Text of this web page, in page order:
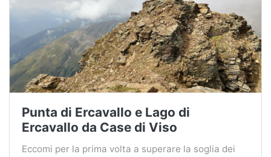
Punta di Ercavallo e Lago di
Ercavallo da Case di Viso
Eccomi per la prima volta a superare la soglia dei